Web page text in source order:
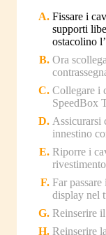
Fissare i
supporti
ostacolino
Ora
Collegare i
SpeedBox
Assicurarsi
innestino
Riporre i
Far
display nel
Reinserire
Reinserire